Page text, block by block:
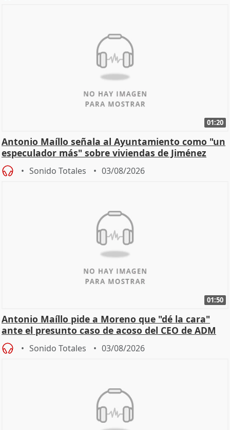
01:20
Antonio Maíllo señala al Ayuntamiento como "un
especulador más" sobre viviendas de Jiménez
Becerril
Sonido Totales 03/08/2026
01:50
Antonio Maíllo pide a Moreno que "dé la cara"
ante el presunto caso de acoso del CEO de ADM
Sonido Totales 03/08/2026